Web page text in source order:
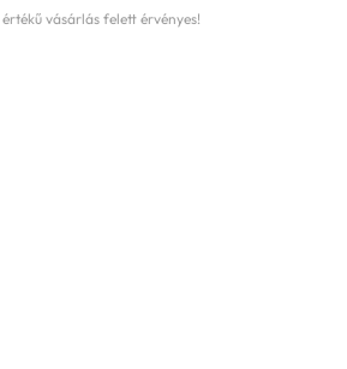
vásárlás felett érvényes!